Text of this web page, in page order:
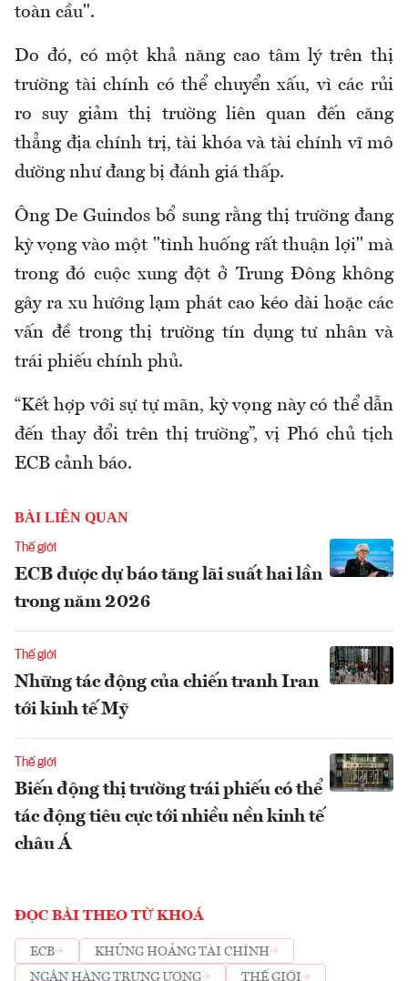
toàn cầu".
Do đó, có một khả năng cao tâm lý trên thị
trường tài chính có thể chuyển xấu, vì các rủi
ro suy giảm thị trường liên quan đến căng
thẳng địa chính trị, tài khóa và tài chính vĩ mô
dường như đang bị đánh giá thấp.
Ông De Guindos bổ sung rằng thị trường đang
kỳ vọng vào một "tình huống rất thuận lợi" mà
trong đó cuộc xung đột ở Trung Đông không
gây ra xu hướng lạm phát cao kéo dài hoặc các
vấn đề trong thị trường tín dụng tư nhân và
trái phiếu chính phủ.
“Kết hợp với sự tự mãn, kỳ vọng này có thể dẫn
đến thay đổi trên thị trường”, vị Phó chủ tịch
ECB cảnh báo.
BÀI LIÊN QUAN
Thế giới
ECB được dự báo tăng lãi suất hai lần
trong năm 2026
Thế giới
Những tác động của chiến tranh Iran
tới kinh tế Mỹ
Thế giới
Biến động thị trường trái phiếu có thể
tác động tiêu cực tới nhiều nền kinh tế
châu Á
ĐỌC BÀI THEO TỪ KHOÁ
ECB
KHỦNG HOẢNG TÀI CHÍNH
NGÂN HÀNG TRUNG ƯƠNG
THẾ GIỚI